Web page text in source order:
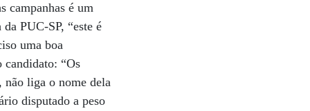
campanhas é um
PUC-SP, “este é
uma boa
candidato: “Os
não liga o nome dela
disputado a peso